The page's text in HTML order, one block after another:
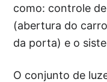
como: controle
(abertura do
da porta) e o
O conjunto de